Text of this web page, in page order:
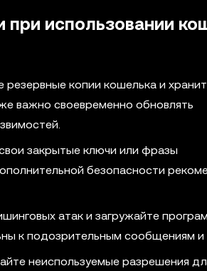
использовании
резервные копии кошелька и
важно своевременно обновлять
закрытые ключи или фразы
безопасности
атак и загружайте
к подозрительным сообщениям и
неиспользуемые разрешения